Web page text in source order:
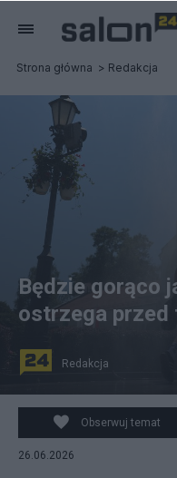
Strona główna Redakcja
Będzie gorąco
ostrzega przed
Redakcja
Obserwuj temat
26.06.2026